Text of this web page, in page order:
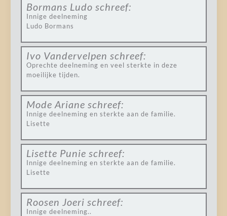
Bormans Ludo schreef:
Innige deelneming
Ludo Bormans
Ivo Vandervelpen schreef:
Oprechte deelneming en veel sterkte in deze
moeilijke tijden.
Mode Ariane schreef:
Innige deelneming en sterkte aan de familie.
Lisette
Lisette Punie schreef:
Innige deelneming en sterkte aan de familie.
Lisette
Roosen Joeri schreef:
Innige deelneming..